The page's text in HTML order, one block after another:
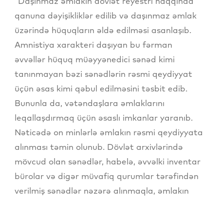
qanuna dəyişikliklər edilib və daşınmaz əmlak
üzərində hüquqların əldə edilməsi asanlaşıb.
Amnistiya xarakteri daşıyan bu fərman
əvvəllər hüquq müəyyənedici sənəd kimi
tanınmayan bəzi sənədlərin rəsmi qeydiyyat
üçün əsas kimi qəbul edilməsini təsbit edib.
Bununla da, vətəndaşlara əmlaklarını
leqallaşdırmaq üçün əsaslı imkanlar yaranıb.
Nəticədə on minlərlə əmlakın rəsmi qeydiyyata
alınması təmin olunub. Dövlət arxivlərində
mövcud olan sənədlər, habelə, əvvəlki inventar
bürolar və digər müvafiq qurumlar tərəfindən
verilmiş sənədlər nəzərə alınmaqla, əmlakın